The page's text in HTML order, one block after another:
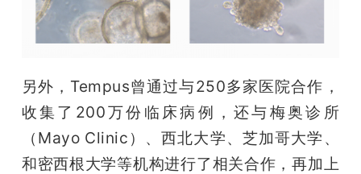
另外，Tempus曾通过与250多家医院合作，
收集了200万份临床病例，还与梅奥诊所
（Mayo Clinic）、西北大学、芝加哥大学、
和密西根大学等机构进行了相关合作，再加上